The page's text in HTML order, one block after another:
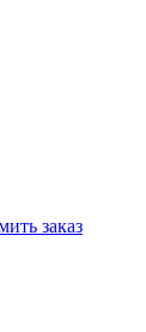
заказ